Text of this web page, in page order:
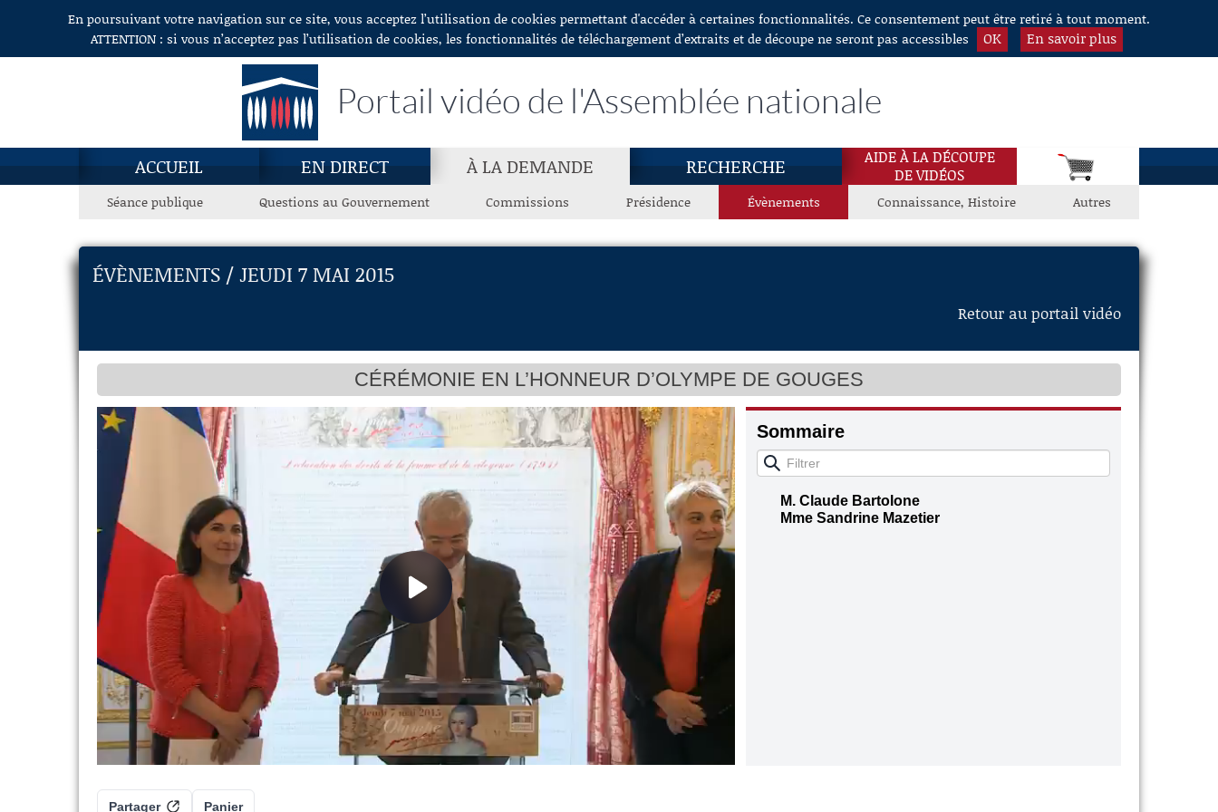
Aller au contenuEn poursuivant votre navigation sur ce site, vous acceptez l’utilisation de cookies permettant d'accéder à certaines fonctionnalités. Ce consentement peut être retiré à tout moment.
ATTENTION : si vous n’acceptez pas l’utilisation de cookies, les fonctionnalités de téléchargement d’extraits et de découpe ne seront pas accessibles
OK En savoir plus
Portail vidéo de l'Assemblée nationale
ACCUEIL EN DIRECT À LA DEMANDE RECHERCHE
AIDE À LA DÉCOUPE
DE VIDÉOS
Séance publique Questions au Gouvernement Commissions Présidence Évènements Connaissance, Histoire Autres
ÉVÈNEMENTS / JEUDI 7 MAI 2015
Retour au portail vidéo
CÉRÉMONIE EN L’HONNEUR D’OLYMPE DE GOUGES
Sommaire
M. Claude Bartolone
Mme Sandrine Mazetier
Panier
Partager